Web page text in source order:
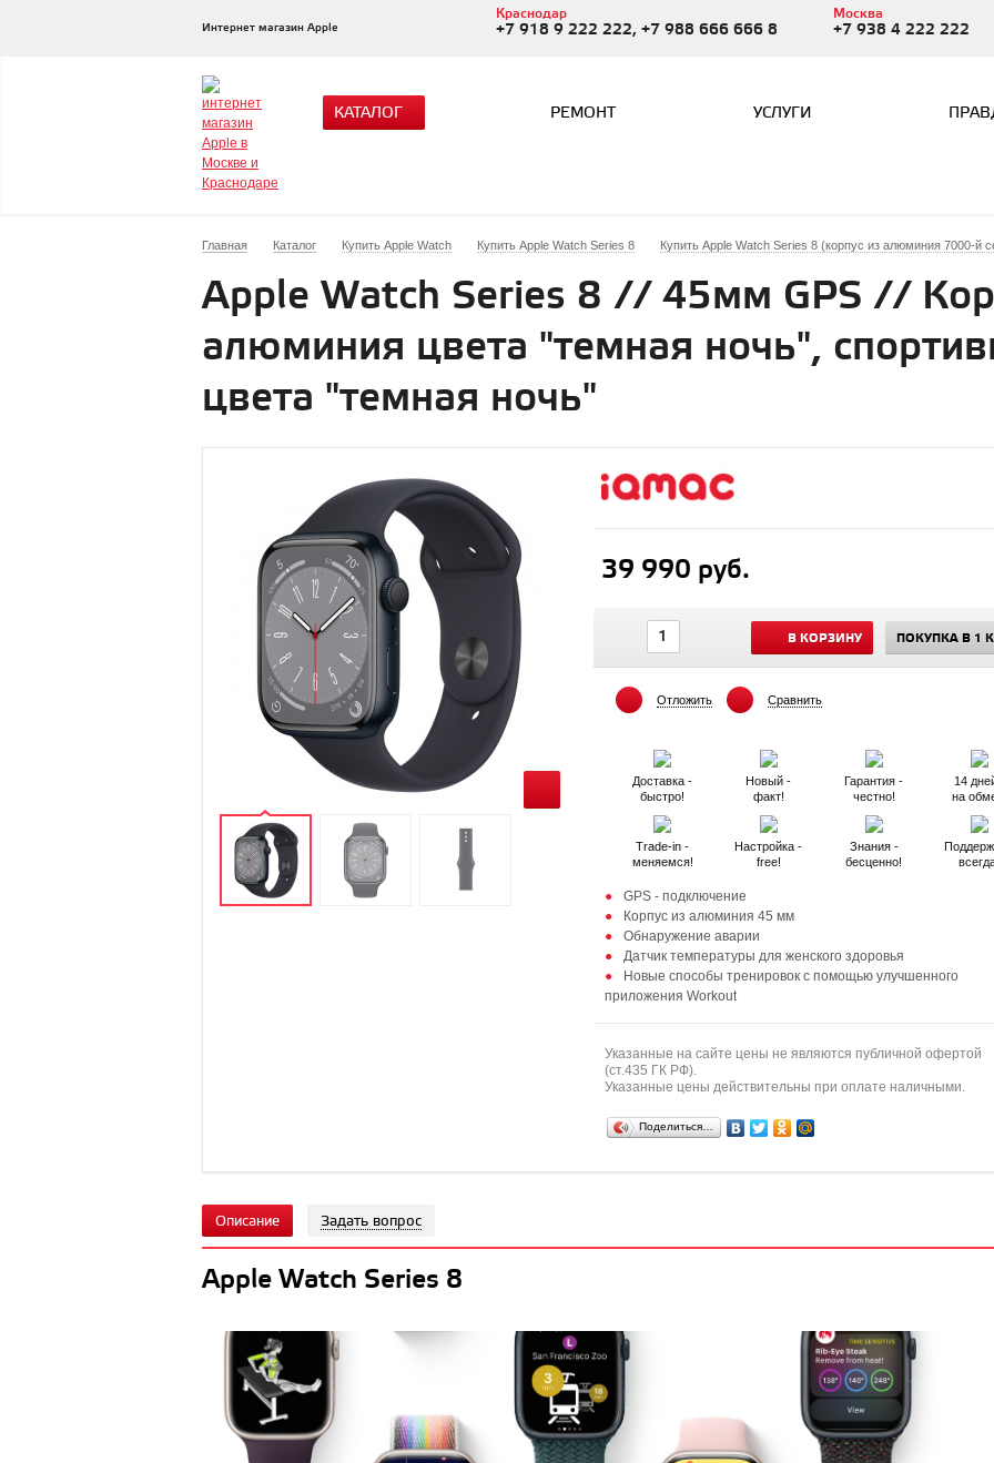
Интернет магазин Apple
Краснодар
+7 918 9 222 222, +7 988 666 666 8
Москва
+7 938 4 222 222
КАТАЛОГ РЕМОНТ УСЛУГИ
Главная Каталог Купить Apple Watch Купить Apple Watch Series 8 Купить Apple Watch Series 8 (корпус из алюминия 7000-й
Apple Watch Series 8 // 45мм GPS //
алюминия цвета "темная ночь",
цвета "темная ночь"
39 990 руб.
В КОРЗИНУ ПОКУПКА В 1
Отложить Сравнить
Доставка -
быстро!
Новый -
факт!
Гарантия -
честно!
14
на
Trade-in -
меняемся!
Настройка -
free!
Знания -
бесценно!
GPS - подключение
Корпус из алюминия 45 мм
Обнаружение аварии
Датчик температуры для женского здоровья
Новые способы тренировок с помощью улучшенного
приложения Workout
Указанные на сайте цены не являются публичной офертой
(ст.435 ГК РФ).
Указанные цены действительны при оплате наличными.
Поделиться…
Описание Задать вопрос
Apple Watch Series 8